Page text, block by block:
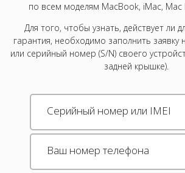
по всем моделям MacBook, iMac, Mac
Для того, чтобы узнать, действует ли
гарантия, необходимо заполнить заявку
или серийный номер (S/N) своего
задней крышке).